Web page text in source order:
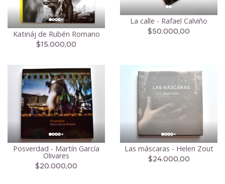
Katináj de Rubén Romano
$15.000,00
La calle - Rafael Calviño
$50.000,00
Posverdad - Martín García
Olivares
$20.000,00
Las máscaras - Helen Zout
$24.000,00